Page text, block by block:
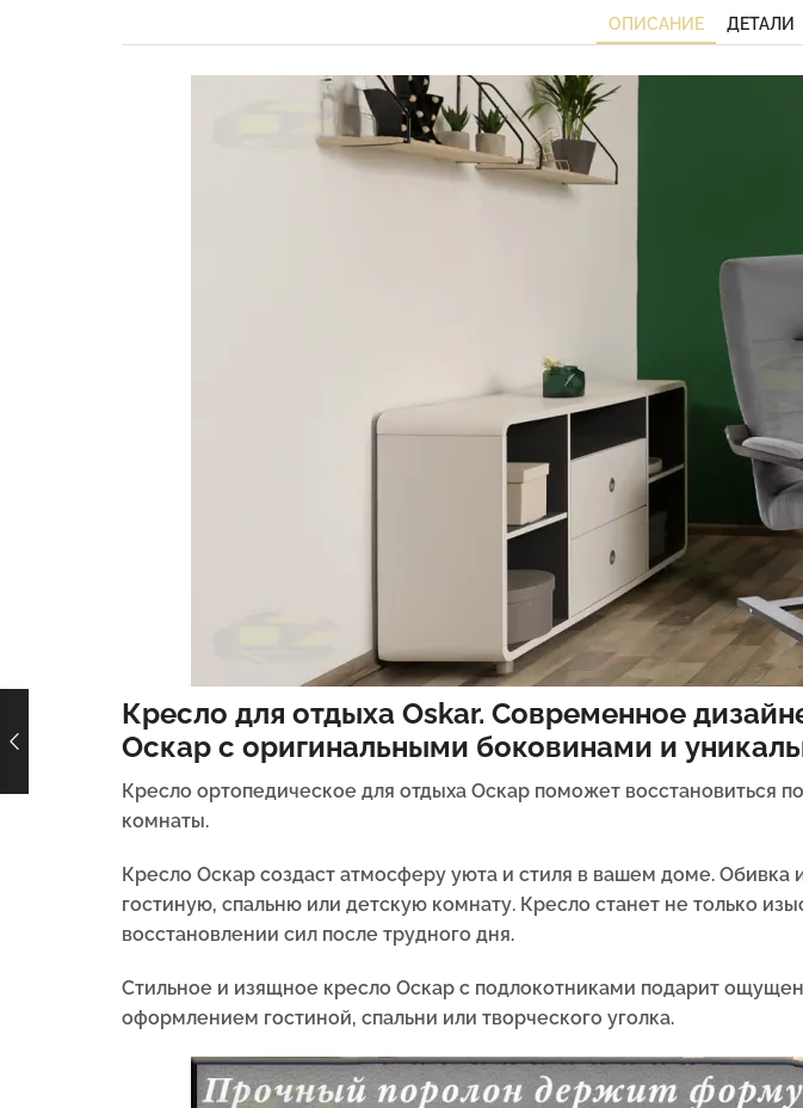
ОПИСАНИЕ ДЕТАЛИ
Кресло для отдыха Oskar. Современное
Оскар с оригинальными боковинами и
Кресло ортопедическое для отдыха Оскар поможет восстановиться
комнаты.
Кресло Оскар создаст атмосферу уюта и стиля в вашем доме.
гостиную, спальню или детскую комнату. Кресло станет не только
восстановлении сил после трудного дня.
Стильное и изящное кресло Оскар с подлокотниками подарит
оформлением гостиной, спальни или творческого уголка.